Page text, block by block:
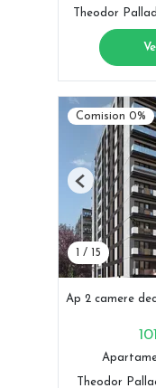
Theodor
Comision 0%
/ 15
Previous
Ap 2 camere
Theodor